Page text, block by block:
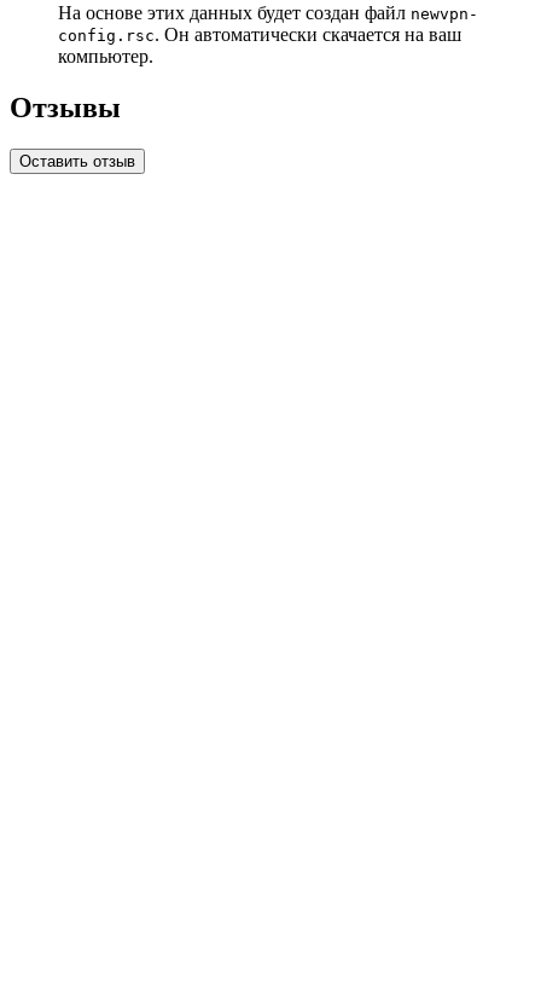
На основе этих данных будет создан файл newvpn-
config.rsc. Он автоматически скачается на ваш
компьютер.
Отзывы
Оставить отзыв